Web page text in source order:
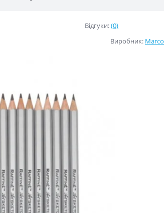
Відгуки:(0)
Виробник: Marco